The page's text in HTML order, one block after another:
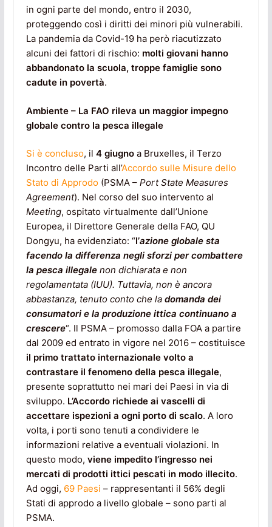
in ogni parte del mondo, entro il 2030,
proteggendo così i diritti dei minori più vulnerabili.
La pandemia da Covid-19 ha però riacutizzato
alcuni dei fattori di rischio: molti giovani hanno
abbandonato la scuola, troppe famiglie sono
cadute in povertà.
Ambiente – La FAO rileva un maggior impegno
globale contro la pesca illegale
Si è concluso, il 4 giugnoa Bruxelles, il Terzo
Incontro delle Parti all’Accordo sulle Misure dello
Stato di Approdo(PSMA – Port State Measures
Agreement). Nel corso del suo intervento al
Meeting, ospitato virtualmente dall’Unione
Europea, il Direttore Generale della FAO, QU
Dongyu, ha evidenziato: “l’azione globale sta
facendo la differenza negli sforzi per combattere
la pesca illegalenon dichiarata e non
regolamentata (IUU). Tuttavia, non è ancora
abbastanza, tenuto conto che la domanda dei
consumatori e la produzione ittica continuano a
crescere“. Il PSMA – promosso dalla FOA a partire
dal 2009 ed entrato in vigore nel 2016 – costituisce
il primo trattato internazionale volto a
contrastare il fenomeno della pesca illegale,
presente soprattutto nei mari dei Paesi in via di
sviluppo. L’Accordo richiede ai vascelli di
accettare ispezioni a ogni porto di scalo. A loro
volta, i porti sono tenuti a condividere le
informazioni relative a eventuali violazioni. In
questo modo, viene impedito l’ingresso nei
mercati di prodotti ittici pescati in modo illecito.
Ad oggi, 69 Paesi – rappresentanti il 56% degli
Stati di approdo a livello globale – sono parti al
PSMA.